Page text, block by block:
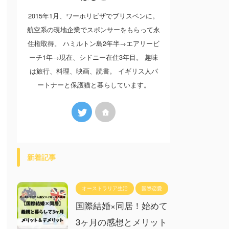
2015年1月、ワーホリビザでブリスベンに。
航空系の現地企業でスポンサーをもらって永
住権取得。 ハミルトン島2年半→エアリービ
ーチ1年→現在、シドニー在住3年目。 趣味
は旅行、料理、映画、読書。 イギリス人パ
ートナーと保護猫と暮らしています。
新着記事
オーストラリア生活 国際恋愛
国際結婚×同居！始めて
3ヶ月の感想とメリット